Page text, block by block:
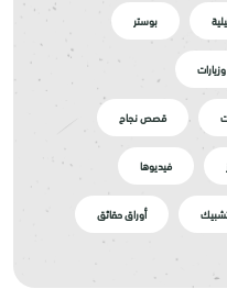
بوستر
قصص نجاح
فيديوها
أوراق حقائق